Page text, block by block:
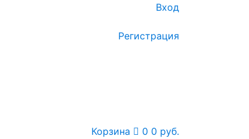
Вход
Регистрация
Корзина 0 0 руб.